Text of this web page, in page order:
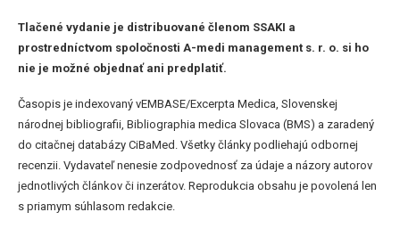
Tlačené vydanie je distribuované členom SSAKI a
prostredníctvom spoločnosti A-medi management s. r. o. si ho
nie je možné objednať ani predplatiť.
Časopis je indexovaný vEMBASE/Excerpta Medica, Slovenskej
národnej bibliografii, Bibliographia medica Slovaca (BMS) a zaradený
do citačnej databázy CiBaMed. Všetky články podliehajú odbornej
recenzii. Vydavateľ nenesie zodpovednosť za údaje a názory autorov
jednotlivých článkov či inzerátov. Reprodukcia obsahu je povolená len
s priamym súhlasom redakcie.